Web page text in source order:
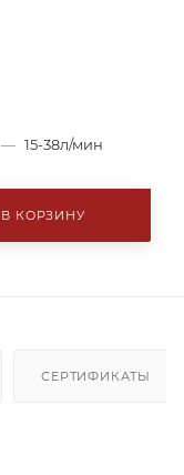
— 15-38л/мин
В КОРЗИНУ
СЕРТИФИКАТЫ